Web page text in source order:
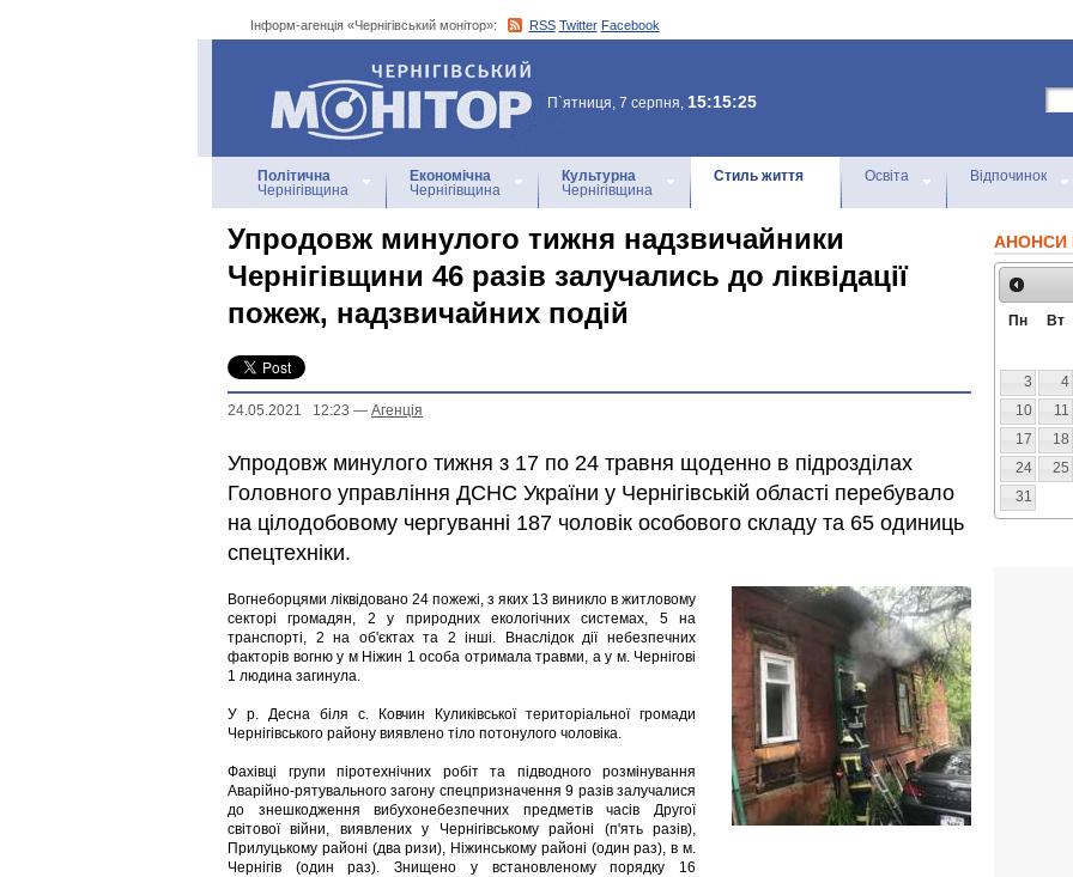
Інформ-агенція «Чернігівський монітор»: RSS Twitter Facebook
Інформ-агенція
«Чернігівський монітор»
П`ятниця, 7 серпня, 15:15:25
Політична
Чернігівщина
Економічна
Чернігівщина
Культурна
Чернігівщина
Стиль життя Освіта Відпочинок
Упродовж минулого тижня надзвичайники
Чернігівщини 46 разів залучались до ліквідації
пожеж, надзвичайних подій
24.05.2021 12:23 — Агенцiя
Упродовж минулого тижня з 17 по 24 травня щоденно в підрозділах
Головного управління ДСНС України у Чернігівській області перебувало
на цілодобовому чергуванні 187 чоловік особового складу та 65 одиниць
спецтехніки.
Вогнеборцями ліквідовано 24 пожежі, з яких 13 виникло в житловому
секторі громадян, 2 у природних екологічних системах, 5 на
транспорті, 2 на об'єктах та 2 інші. Внаслідок дії небезпечних
факторів вогню у м Ніжин 1 особа отримала травми, а у м. Чернігові
1 людина загинула.
У р. Десна біля с. Ковчин Куликівської територіальної громади
Чернігівського району виявлено тіло потонулого чоловіка.
Фахівці групи піротехнічних робіт та підводного розмінування
Аварійно-рятувального загону спецпризначення 9 разів залучалися
до знешкодження вибухонебезпечних предметів часів Другої
світової війни, виявлених у Чернігівському районі (п'ять разів),
Прилуцькому районі (два ризи), Ніжинському районі (один раз), в м.
Чернігів (один раз). Знищено у встановленому порядку 16
АНОНСИ
Пн Вт
3
4
10
11
17
18
24
25
31